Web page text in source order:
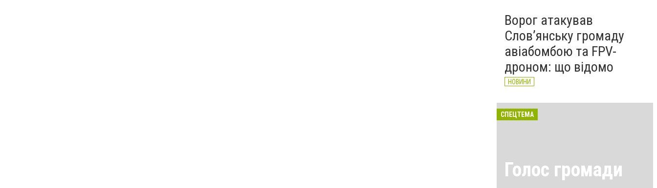
Ворог атакував
Слов’янську громаду
авіабомбою та FPV-
дроном: що відомо
НОВИНИ
СПЕЦТЕМА
Голос громади